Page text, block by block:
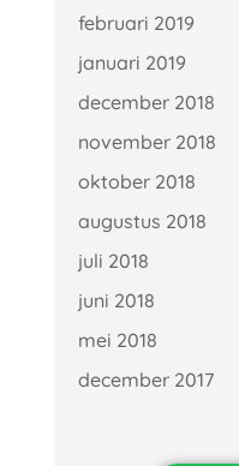
februari 2019
januari 2019
december 2018
november 2018
oktober 2018
augustus 2018
juli 2018
juni 2018
mei 2018
december 2017